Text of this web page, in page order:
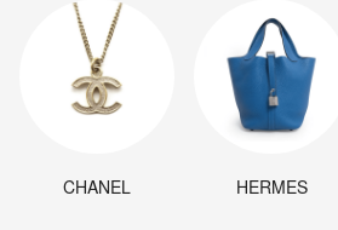
DJ筋肉2323 送料、値段交渉可- 約3年前
梅雨の値下げ祭り
新品なのに、
CHANEL HERMES